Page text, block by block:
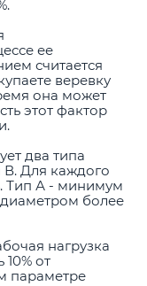
ее
считается
веревку
она может
этот фактор
два типа
В. Для каждого
Тип А - минимум
более
нагрузка
от
параметре